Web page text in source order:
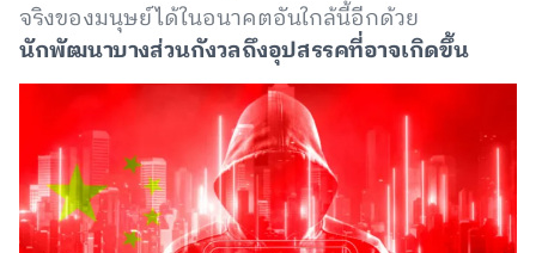
จริงของมนุษย์ได้ในอนาคตอันใกล้นี้อีกด้วย
นักพัฒนาบางส่วนกังวลถึงอุปสรรคที่อาจเกิดขึ้น